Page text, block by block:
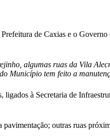
de Caxias e o Governo
algumas ruas da Vila
Município tem feito a
à Secretaria de
outras ruas